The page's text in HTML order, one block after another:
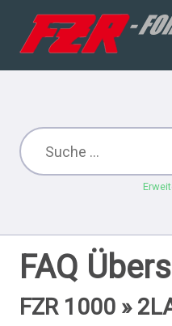
FAQ
FZR 1000 »